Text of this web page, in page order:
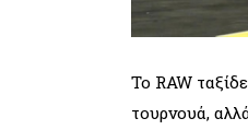
Το RAW
τουρνουά,